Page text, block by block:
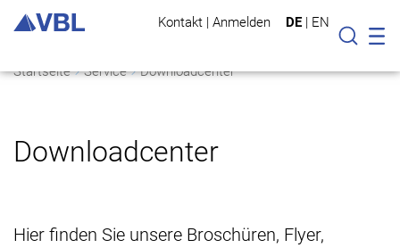
Kontakt | Anmelden DE | EN
Suche
Startseite Service Downloadcenter
Downloadcenter
Hier finden Sie unsere Broschüren, Flyer,